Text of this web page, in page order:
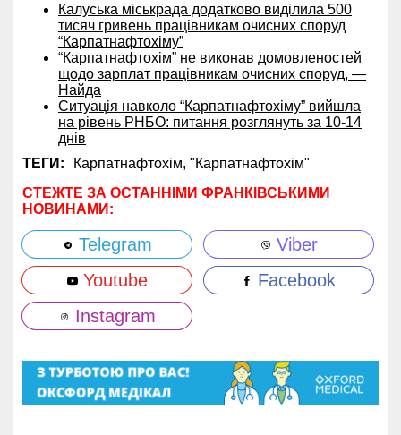
Калуська міськрада додатково виділила 500
тисяч гривень працівникам очисних споруд
“Карпатнафтохіму”
“Карпатнафтохім” не виконав домовленостей
щодо зарплат працівникам очисних споруд, —
Найда
Ситуація навколо “Карпатнафтохіму” вийшла
на рівень РНБО: питання розглянуть за 10-14
днів
ТЕГИ:
Карпатнафтохім, "Карпатнафтохім"
СТЕЖТЕ ЗА ОСТАННІМИ ФРАНКІВСЬКИМИ
НОВИНАМИ:
Telegram
Viber
Youtube
Facebook
Instagram